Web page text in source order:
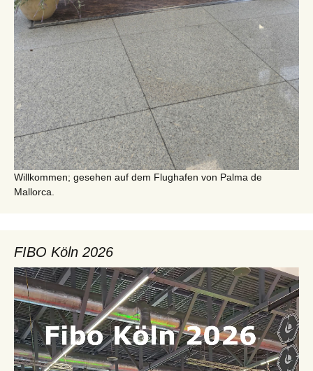
Willkommen; gesehen auf dem Flughafen von Palma de
Mallorca.
FIBO Köln 2026
Video-
Player